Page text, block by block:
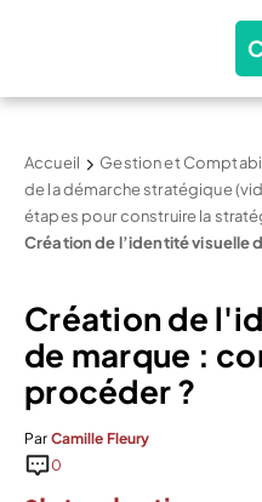
Accueil Gestion et
de la démarche stratégique
étapes pour construire la
Création de l’identité visuelle
Création de
de marque :
procéder ?
Par Camille Fleury
0